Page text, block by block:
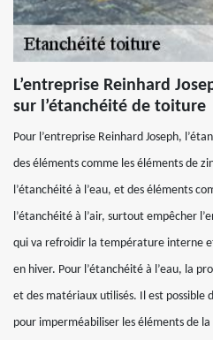
L’entreprise Reinhard
sur l’étanchéité de toiture
Pour l’entreprise Reinhard Joseph,
des éléments comme les éléments de
l’étanchéité à l’eau, et des éléments
l’étanchéité à l’air, surtout empêcher
qui va refroidir la température interne
en hiver. Pour l’étanchéité à l’eau, la
et des matériaux utilisés. Il est possible
pour imperméabiliser les éléments de